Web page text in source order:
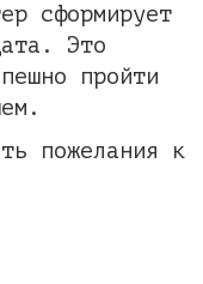
сформирует
Это
пройти
пожелания к